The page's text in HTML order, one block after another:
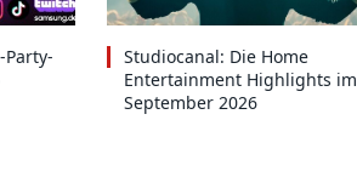
Studiocanal: Die Home
Entertainment Highlights im
September 2026